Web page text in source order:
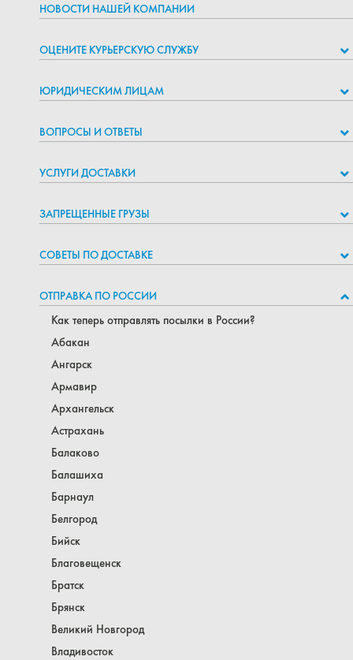
НОВОСТИ НАШЕЙ КОМПАНИИ
ОЦЕНИТЕ КУРЬЕРСКУЮ СЛУЖБУ
ЮРИДИЧЕСКИМ ЛИЦАМ
ВОПРОСЫ И ОТВЕТЫ
УСЛУГИ ДОСТАВКИ
ЗАПРЕЩЕННЫЕ ГРУЗЫ
СОВЕТЫ ПО ДОСТАВКЕ
ОТПРАВКА ПО РОССИИ
Как теперь отправлять посылки в России?
Абакан
Ангарск
Армавир
Архангельск
Астрахань
Балаково
Балашиха
Барнаул
Белгород
Бийск
Благовещенск
Братск
Брянск
Великий Новгород
Владивосток